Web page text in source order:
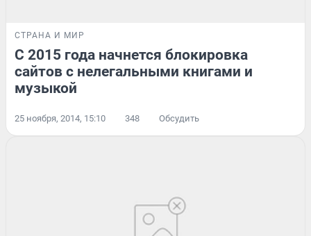
СТРАНА И МИР
С 2015 года начнется блокировка
сайтов с нелегальными книгами и
музыкой
25 ноября, 2014, 15:10 348 Обсудить